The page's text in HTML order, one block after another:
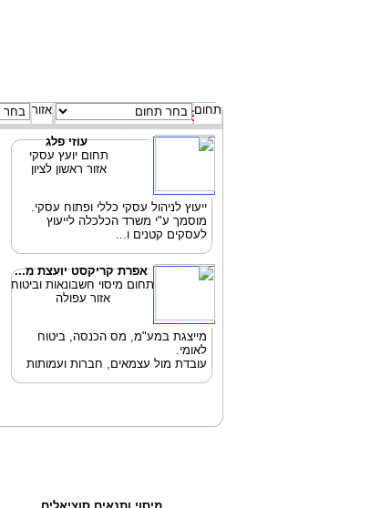
תחום אזור
עוזי פלג
תחום יועץ עסקי
אזור ראשון לציון
ייעוץ לניהול עסקי כללי ופתוח עסקי.
מוסמך ע"י משרד הכלכלה לייעוץ
לעסקים קטנים ו...
אפרת קריקסט יועצת מ...
תחום מיסוי חשבונאות וביטוח
אזור עפולה
מייצגת במע"מ, מס הכנסה, ביטוח
לאומי.
עובדת מול עצמאים, חברות ועמותות